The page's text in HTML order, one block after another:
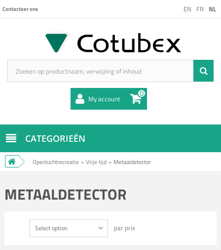
EN FR NL
Contacteer ons
My account 0
CATEGORIEËN
Openluchtrecreatie » Vrije tijd » Metaaldetector
METAALDETECTOR
Select option par prix